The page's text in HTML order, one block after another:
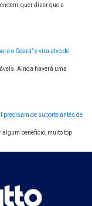
quer dizer que a
o Ceará” e vira alvo de
Ainda haverá uma
precisam de suporte antes de
benefício, muito top